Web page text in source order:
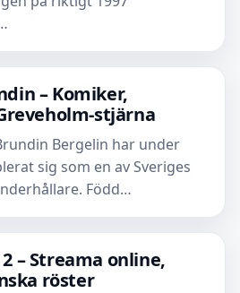
– Komiker,
stjärna
Bergelin har under
sig som en av Sveriges
Född…
– Streama online,
röster